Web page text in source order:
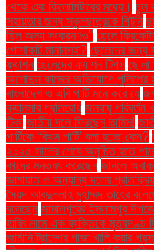
থেকে এক কিলোমিটারের মধ্যে। চুল
সহায়তার জন্য স্কুলছাত্রকে পিটুনি
ছিল অন্য সংক্রমণও" ছেলে
পোশাকটি মানানসই? ছেলেদের জন্য
ফ্যাশন ছেলেদের ফ্যাশন টিপস ছোলা
অশোভন কাজের অভিযোগে পুলিশের
বাংলাদেশ ও এবি পার্টি মনে করে যে
ক্যানসার প্রতিরোধ জলবায়ু পরিবর্তন
টিকা জাতীয় দলে ফিরছেন তামিম!
পার্টিকে ‘কিংস পার্টি’ বলা হচ্ছে কেন?
২০২৫ সালের শেষে অনুষ্ঠিত হতে
কাদের মন্তব্য করেছেন জানলে
জামায়াত ও অন্যান্য দলের
সৈয়দ আবদুল্লাহ মুহাম্মদ তাহের
বলেছেন জামালপুরের ইসলামপুর
হাবিব নামে এক ব্যক্তিকে মৃত্যুদণ্ড
জার্মানি ট্রাম্পের গাজা খালি করার